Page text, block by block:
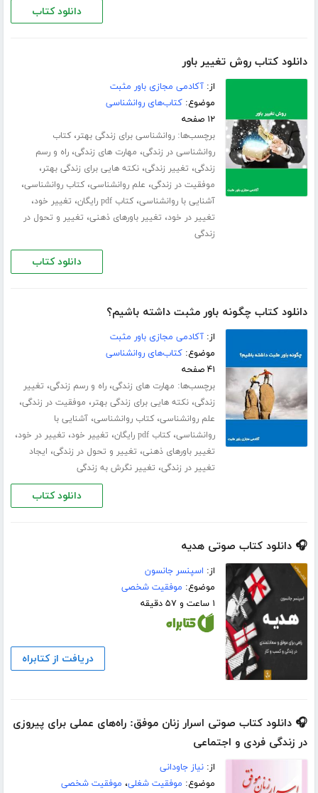
دانلود کتاب
دانلود کتاب روش تغییر باور
از:آکادمی مجازی باور مثبت
موضوع:کتاب‌های روانشناسی
۱۲ صفحه
برچسب‌ها:روانشناسی برای زندگی بهتر،کتاب
روانشناسی در زندگی، مهارت های زندگی،راه و رسم
زندگی، تغییر زندگی،نکته هایی برای زندگی بهتر،
موفقیت در زندگی، علم روانشناسی،کتاب روانشناسی،
آشنایی با روانشناسی،کتاب pdf رایگان ، تغییر خود،
تغییر در خود، تغییر باورهای ذهنی، تغییر و تحول در
زندگی
دانلود کتاب
دانلود کتاب چگونه باور مثبت داشته باشیم؟
از:آکادمی مجازی باور مثبت
موضوع:کتاب‌های روانشناسی
۴۱ صفحه
برچسب‌ها: مهارت های زندگی،راه و رسم زندگی، تغییر
زندگی،نکته هایی برای زندگی بهتر، موفقیت در زندگی،
علم روانشناسی،کتاب روانشناسی،آشنایی با
روانشناسی،کتاب pdf رایگان ، تغییر خود، تغییر در خود،
تغییر باورهای ذهنی، تغییر و تحول در زندگی، ایجاد
تغییر در زندگی، تغییر نگرش به زندگی
دانلود کتاب
🎧 دانلود کتاب صوتی هدیه
از: اسپنسر جانسون
موضوع: موفقیت شخصی
۱ ساعت و ۵۷ دقیقه
دریافت از کتابراه
🎧 دانلود کتاب صوتی اسرار زنان موفق: راه‌های عملی برای پیروزی
در زندگی فردی و اجتماعی
از:نیاز جاودانی
موضوع: موفقیت شغلی، موفقیت شخصی